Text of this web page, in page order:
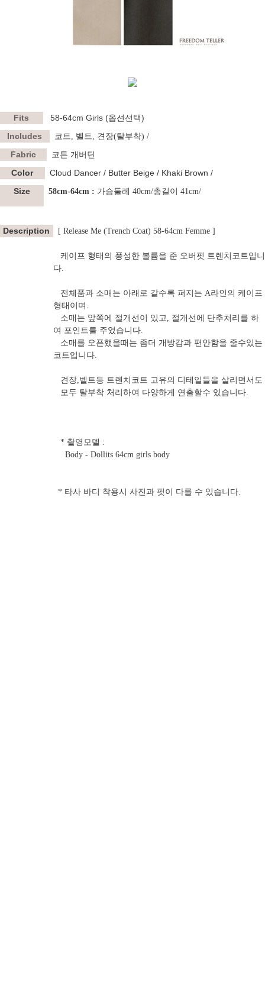
Fits
58-64cm Girls (옵션선택)
Includes
코트, 벨트, 견장(탈부착) /
Fabric
코튼 개버딘
Color
Cloud Dancer / Butter Beige / Khaki Brown /
Size
58cm-64cm : 가슴둘레 40cm/총길이 41cm/
Description [ Release Me (Trench Coat) 58-64cm Femme ]
케이프 형태의 풍성한 볼륨을 준 오버핏 트렌치코트입니
다.
전체품과 소매는 아래로 갈수록 퍼지는 A라인의 케이프
형태이며.
소매는 앞쪽에 절개선이 있고, 절개선에 단추처리를 하
여 포인트를 주었습니다.
소매를 오픈했을때는 좀더 개방감과 편안함을 줄수있는
코트입니다.
견장,벨트등 트렌치코트 고유의 디테일들을 살리면서도
모두 탈부착 처리하여 다양하게 연출할수 있습니다.
* 촬영모델 :
Body - Dollits 64cm girls body
* 타사 바디 착용시 사진과 핏이 다를 수 있습니다.